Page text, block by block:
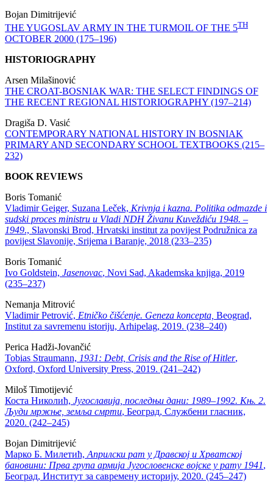
Bojan Dimitrijević
THE YUGOSLAV ARMY IN THE TURMOIL OF THE 5TH
OCTOBER 2000 (175–196)
HISTORIOGRAPHY
Arsen Milašinović
THE CROAT-BOSNIAK WAR: THE SELECT FINDINGS OF
THE RECENT REGIONAL HISTORIOGRAPHY (197–214)
Dragiša D. Vasić
CONTEMPORARY NATIONAL HISTORY IN BOSNIAK
PRIMARY AND SECONDARY SCHOOL TEXTBOOKS (215–
232)
BOOK REVIEWS
Boris Tomanić
Vladimir Geiger, Suzana Leček, Krivnja i kazna. Politika odmazde i
sudski proces ministru u Vladi NDH Živanu Kuveždiću 1948. –
1949., Slavonski Brod, Hrvatski institut za povijest Podružnica za
povijest Slavonije, Srijema i Baranje, 2018 (233–235)
Boris Tomanić
Ivo Goldstein, Jasenovac, Novi Sad, Akademska knjiga, 2019
(235–237)
Nemanja Mitrović
Vladimir Petrović, Etničko čišćenje. Geneza koncepta, Beograd,
Institut za savremenu istoriju, Arhipelag, 2019. (238–240)
Perica Hadži-Jovančić
Tobias Straumann, 1931: Debt, Crisis and the Rise of Hitler,
Oxford, Oxford University Press, 2019. (241–242)
Miloš Timotijević
Коста Николић, Југославија, последњи дани: 1989‒1992. Књ. 2.
Људи мржње, земља смрти, Београд, Службени гласник,
2020. (242–245)
Bojan Dimitrijević
Марко Б. Милетић,Априлски рат у Дравској и Хрватској
бановини: Прва група армија Југословенске војске у рату 1941,
Београд, Институт за савремену историју, 2020. (245–247)